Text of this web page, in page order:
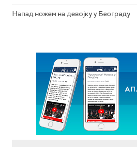
Напад ножем на девојку у Београду